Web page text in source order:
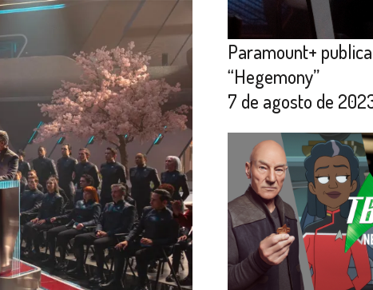
Paramount+
“Hegemony”
7 de agosto de